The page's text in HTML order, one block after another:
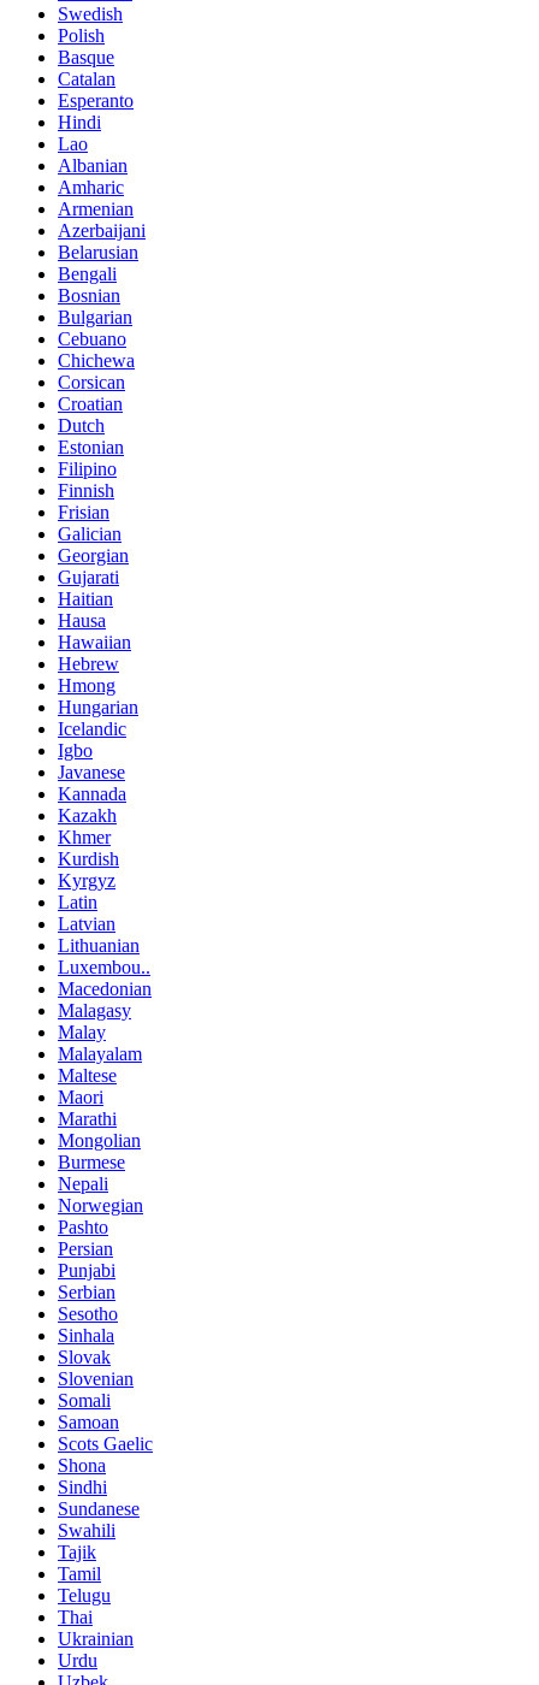
Swedish
Polish
Basque
Catalan
Esperanto
Hindi
Lao
Albanian
Amharic
Armenian
Azerbaijani
Belarusian
Bengali
Bosnian
Bulgarian
Cebuano
Chichewa
Corsican
Croatian
Dutch
Estonian
Filipino
Finnish
Frisian
Galician
Georgian
Gujarati
Haitian
Hausa
Hawaiian
Hebrew
Hmong
Hungarian
Icelandic
Igbo
Javanese
Kannada
Kazakh
Khmer
Kurdish
Kyrgyz
Latin
Latvian
Lithuanian
Luxembou..
Macedonian
Malagasy
Malay
Malayalam
Maltese
Maori
Marathi
Mongolian
Burmese
Nepali
Norwegian
Pashto
Persian
Punjabi
Serbian
Sesotho
Sinhala
Slovak
Slovenian
Somali
Samoan
Scots Gaelic
Shona
Sindhi
Sundanese
Swahili
Tajik
Tamil
Telugu
Thai
Ukrainian
Urdu